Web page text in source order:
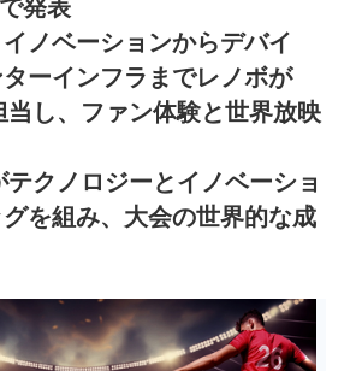
発表
ノベーションからデバイ
ーインフラまでレノボが
当し、ファン体験と世界放映
クノロジーとイノベーショ
を組み、大会の世界的な成